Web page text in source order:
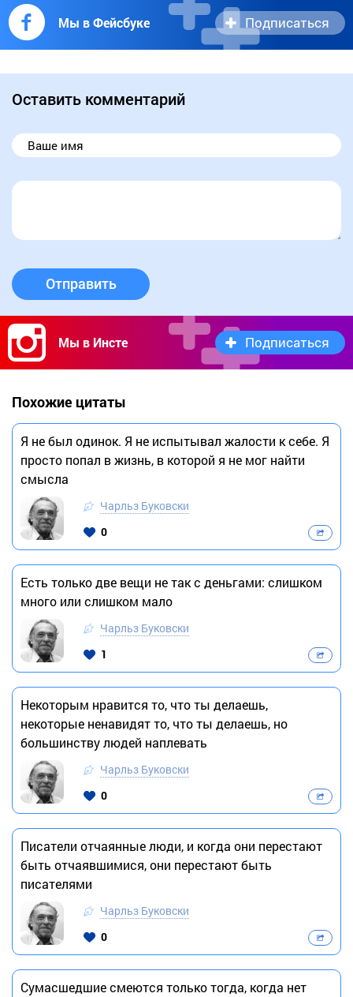
Мы в Фейсбуке Подписаться
Оставить комментарий
Отправить
Мы в Инсте Подписаться
Похожие цитаты
Я не был одинок. Я не испытывал жалости к себе. Я
просто попал в жизнь, в которой я не мог найти
смысла
Чарльз Буковски
0
Есть только две вещи не так с деньгами: слишком
много или слишком мало
Чарльз Буковски
1
Некоторым нравится то, что ты делаешь,
некоторые ненавидят то, что ты делаешь, но
большинству людей наплевать
Чарльз Буковски
0
Писатели отчаянные люди, и когда они перестают
быть отчаявшимися, они перестают быть
писателями
Чарльз Буковски
0
Сумасшедшие смеются только тогда, когда нет